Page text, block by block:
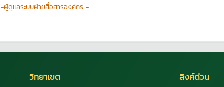
-ผู้ดูแลระบบฝ่ายสื่อสารองค์กร -
วิทยาเขต ลิงค์ด่วน